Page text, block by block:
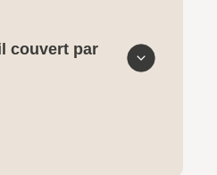
couvert par